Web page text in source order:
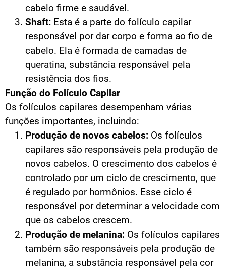
cabelo firme e saudável.
Shaft: Esta é a parte do folículo capilar
responsável por dar corpo e forma ao fio de
cabelo. Ela é formada de camadas de
queratina, substância responsável pela
resistência dos fios.
Função do Folículo Capilar
Os folículos capilares desempenham várias
funções importantes, incluindo:
Produção de novos cabelos: Os folículos
capilares são responsáveis pela produção de
novos cabelos. O crescimento dos cabelos é
controlado por um ciclo de crescimento, que
é regulado por hormônios. Esse ciclo é
responsável por determinar a velocidade com
que os cabelos crescem.
Produção de melanina: Os folículos capilares
também são responsáveis pela produção de
melanina, a substância responsável pela cor